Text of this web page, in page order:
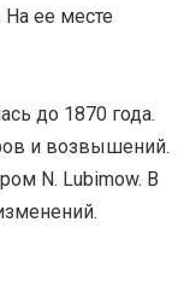
ее месте
до 1870 года.
и возвышений.
N. Lubimow. В